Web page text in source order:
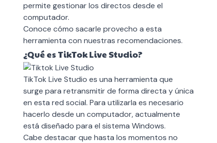
permite gestionar los directos desde el
computador.
Conoce cómo sacarle provecho a esta
herramienta con nuestras recomendaciones.
¿Qué es TikTok Live Studio?
TikTok Live Studio es una herramienta que
surge para retransmitir de forma directa y única
en esta red social. Para utilizarla es necesario
hacerlo desde un computador, actualmente
está diseñado para el sistema Windows.
Cabe destacar que hasta los momentos no